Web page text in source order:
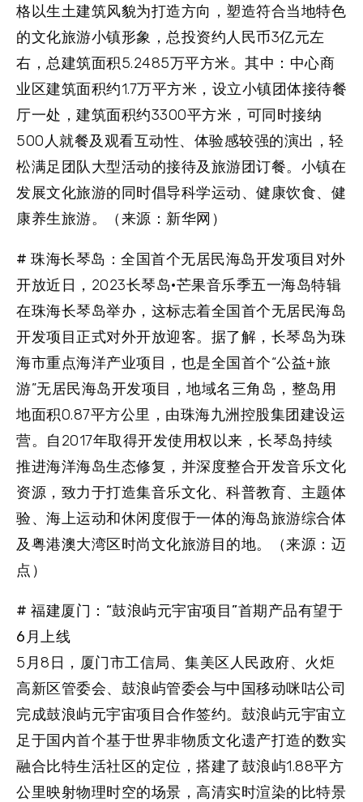
格以生土建筑风貌为打造方向，塑造符合当地特色
的文化旅游小镇形象，总投资约人民币3亿元左
右，总建筑面积5.2485万平方米。其中：中心商
业区建筑面积约1.7万平方米，设立小镇团体接待餐
厅一处，建筑面积约3300平方米，可同时接纳
500人就餐及观看互动性、体验感较强的演出，轻
松满足团队大型活动的接待及旅游团订餐。小镇在
发展文化旅游的同时倡导科学运动、健康饮食、健
康养生旅游。（来源：新华网）
# 珠海长琴岛：全国首个无居民海岛开发项目对外
开放近日，2023长琴岛·芒果音乐季五一海岛特辑
在珠海长琴岛举办，这标志着全国首个无居民海岛
开发项目正式对外开放迎客。据了解，长琴岛为珠
海市重点海洋产业项目，也是全国首个“公益+旅
游”无居民海岛开发项目，地域名三角岛，整岛用
地面积0.87平方公里，由珠海九洲控股集团建设运
营。自2017年取得开发使用权以来，长琴岛持续
推进海洋海岛生态修复，并深度整合开发音乐文化
资源，致力于打造集音乐文化、科普教育、主题体
验、海上运动和休闲度假于一体的海岛旅游综合体
及粤港澳大湾区时尚文化旅游目的地。（来源：迈
点）
# 福建厦门：“鼓浪屿元宇宙项目”首期产品有望于
6月上线
5月8日，厦门市工信局、集美区人民政府、火炬
高新区管委会、鼓浪屿管委会与中国移动咪咕公司
完成鼓浪屿元宇宙项目合作签约。鼓浪屿元宇宙立
足于国内首个基于世界非物质文化遗产打造的数实
融合比特生活社区的定位，搭建了鼓浪屿1.88平方
公里映射物理时空的场景，高清实时渲染的比特景